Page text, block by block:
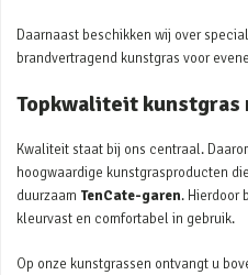
Daarnaast beschikken wij over
brandvertragend kunstgras voor
Topkwaliteit kunstgras
Kwaliteit staat bij ons centraal.
hoogwaardige kunstgrasproducten
duurzaam TenCate-garen. Hierdoor
kleurvast en comfortabel in gebruik.
Op onze kunstgrassen ontvangt u